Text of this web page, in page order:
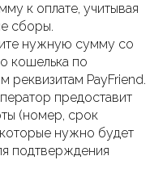
к оплате, учитывая
сборы.
нужную сумму со
кошелька по
реквизитам PayFriend.
предоставит
(номер, срок
нужно будет
подтверждения